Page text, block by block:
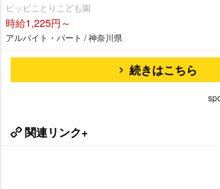
ピッピことりこども園
時給1,225円～
アルバイト・パート / 神奈川県
続きはこちら
関連リンク+